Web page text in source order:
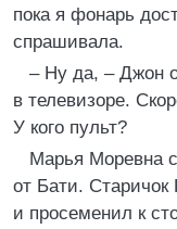
пока я фонарь
спрашивала.
– Ну да, – Джон
в телевизоре.
У кого пульт?
Марья Моревна
от Бати. Старичок
и просеменил к